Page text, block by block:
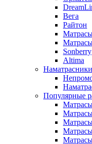
Вега
Райтон
Sonberry
Altima
Наматрасники
Популярные